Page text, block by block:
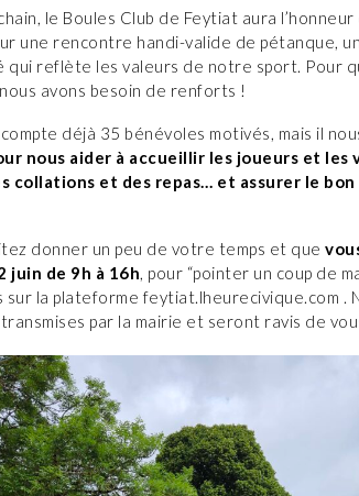
le Boules Club de Feytiat aura
une rencontre handi-valide de pétanque,
qui reflète les valeurs de notre sport. Pour
avons besoin de renforts !
déjà 35 bénévoles motivés, mais il
nous aider à accueillir les joueurs et les
collations et des repas… et assurer le
donner un peu de votre temps et que
juin de 9h à 16h, pour “pointer un coup de
sur la plateforme feytiat.lheurecivique.com .
par la mairie et seront ravis de